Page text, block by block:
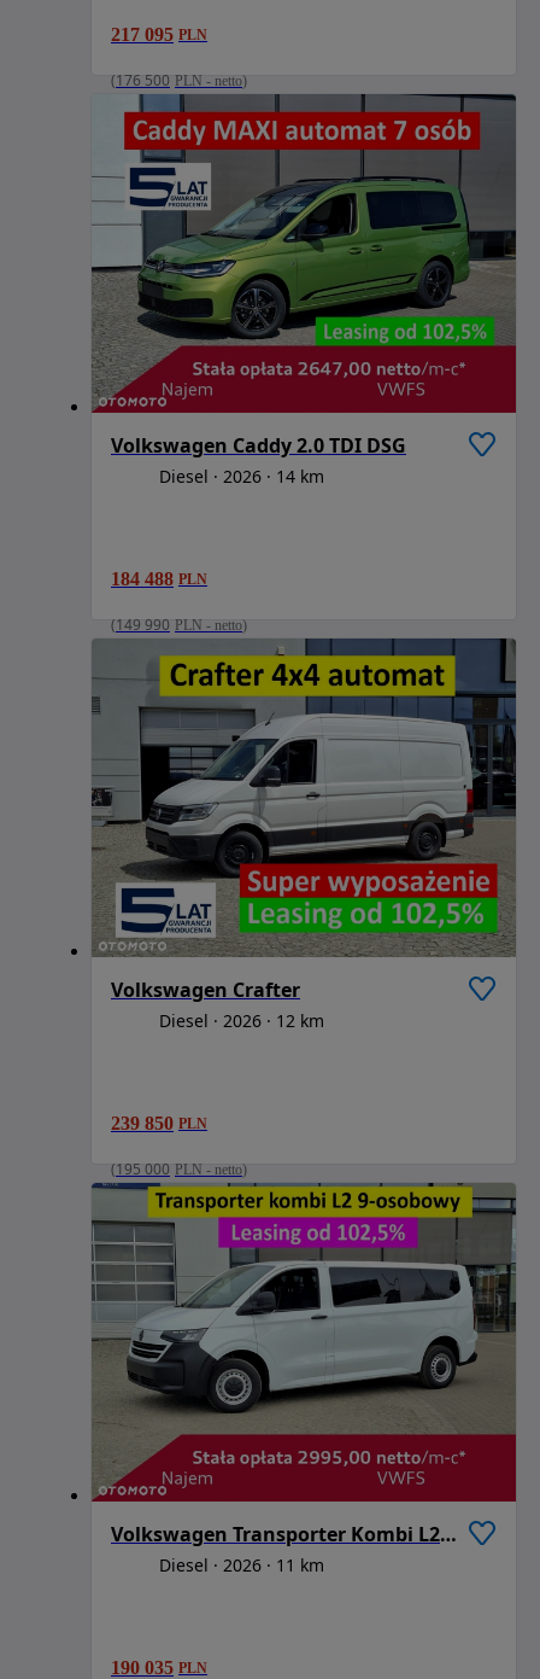
217 095 PLN
(176 500 PLN - netto)
Volkswagen Caddy 2.0 TDI DSG
Diesel 2026 14 km
184 488 PLN
(149 990 PLN - netto)
Volkswagen Crafter
Diesel 2026 12 km
239 850 PLN
(195 000 PLN - netto)
Volkswagen Transporter Kombi L2H1 M1
Diesel 2026 11 km
190 035 PLN